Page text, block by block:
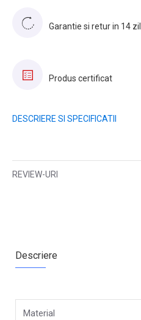
Garantie si retur in 14
Produs certificat
DESCRIERE SI SPECIFICATII
REVIEW-URI
Descriere
Material